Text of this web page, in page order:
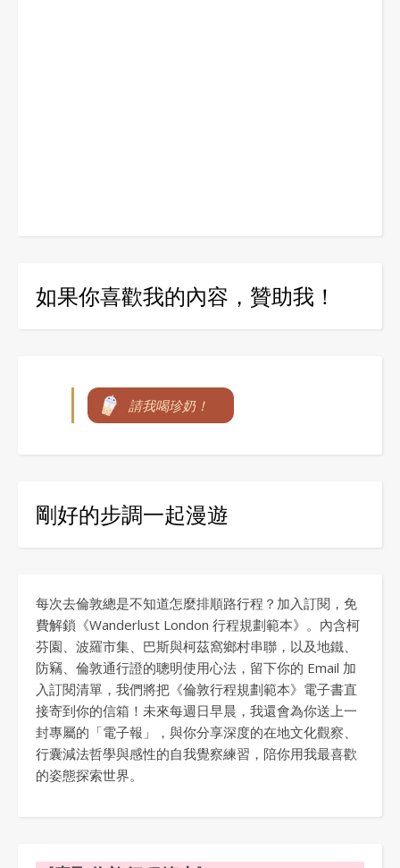
如果你喜歡我的內容，贊助我！
請我喝珍奶！
剛好的步調一起漫遊
每次去倫敦總是不知道怎麼排順路行程？加入訂閱，免
費解鎖《Wanderlust London 行程規劃範本》。內含柯
芬園、波羅市集、巴斯與柯茲窩鄉村串聯，以及地鐵、
防竊、倫敦通行證的聰明使用心法，留下你的 Email 加
入訂閱清單，我們將把《倫敦行程規劃範本》電子書直
接寄到你的信箱！未來每週日早晨，我還會為你送上一
封專屬的「電子報」，與你分享深度的在地文化觀察、
行囊減法哲學與感性的自我覺察練習，陪你用我最喜歡
的姿態探索世界。